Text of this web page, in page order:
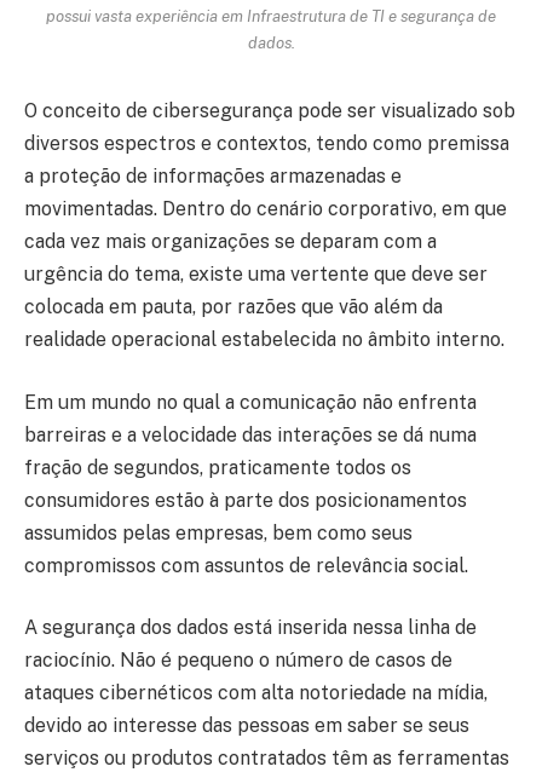
possui vasta experiência em Infraestrutura de TI e segurança de
dados.
O conceito de cibersegurança pode ser visualizado sob
diversos espectros e contextos, tendo como premissa
a proteção de informações armazenadas e
movimentadas. Dentro do cenário corporativo, em que
cada vez mais organizações se deparam com a
urgência do tema, existe uma vertente que deve ser
colocada em pauta, por razões que vão além da
realidade operacional estabelecida no âmbito interno.
Em um mundo no qual a comunicação não enfrenta
barreiras e a velocidade das interações se dá numa
fração de segundos, praticamente todos os
consumidores estão à parte dos posicionamentos
assumidos pelas empresas, bem como seus
compromissos com assuntos de relevância social.
A segurança dos dados está inserida nessa linha de
raciocínio. Não é pequeno o número de casos de
ataques cibernéticos com alta notoriedade na mídia,
devido ao interesse das pessoas em saber se seus
serviços ou produtos contratados têm as ferramentas